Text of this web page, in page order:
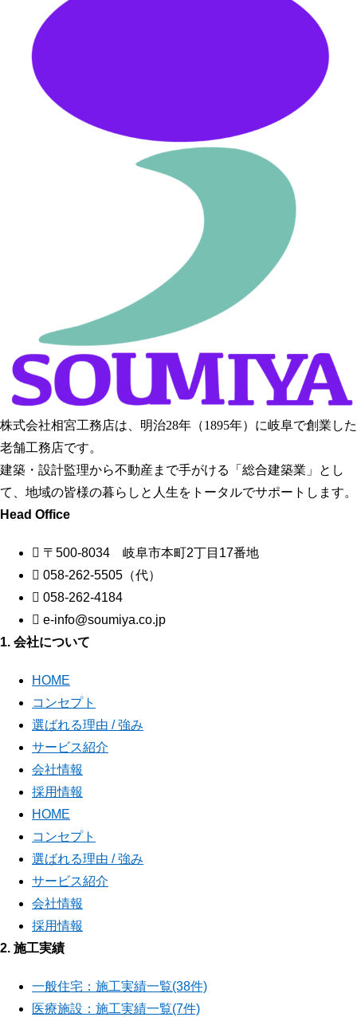
株式会社相宮工務店は、 明治28年（1895年）に岐阜で創業した
老舗工務店です。
建築・設計監理から不動産まで手がける「総合建築業」とし
て、地域の皆様の暮らしと人生をトータルでサポートします。
Head Office
〒500-8034 岐阜市本町2丁目17番地
058-262-5505（代）
058-262-4184
e-info@soumiya.co.jp
1. 会社について
HOME
コンセプト
選ばれる理由 / 強み
サービス紹介
会社情報
採用情報
HOME
コンセプト
選ばれる理由 / 強み
サービス紹介
会社情報
採用情報
2. 施工実績
一般住宅：施工実績一覧(38件)
医療施設：施工実績一覧(7件)